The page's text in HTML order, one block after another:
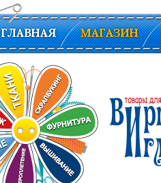
ГЛАВНАЯ МАГАЗИН